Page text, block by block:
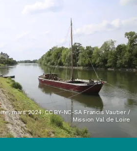
mars 2024. CC BY-NC-SA Francis Vautier /
Mission Val de Loire